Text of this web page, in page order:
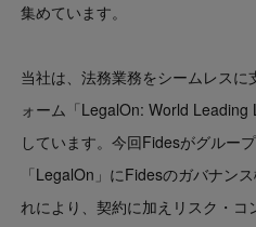
集めています。
当社は、法務業務をシームレス
ォーム「LegalOn: World
しています。今回Fidesがグルー
「LegalOn」にFidesのガバナン
れにより、契約に加えリスク・